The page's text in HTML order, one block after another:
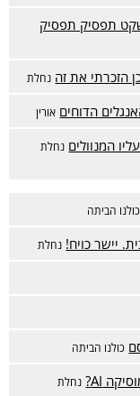
הזכרתי את זה נחלת
הדוחים אורין
המנוולים נחלת
כולנו הביתה
יישר כויח! נחלת
כולנו הביתה
נחלת